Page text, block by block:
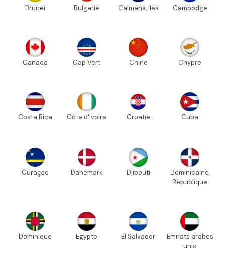
Brunei Bulgarie Caïmans, Iles Cambodge
Canada Cap Vert Chine Chypre
Costa Rica Côte d'Ivoire Croatie Cuba
Curaçao Danemark Djibouti
Dominicaine,
République
Dominique Egypte El Salvador
Emirats arabes
unis